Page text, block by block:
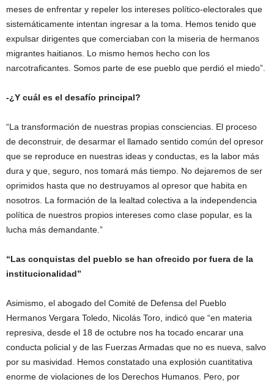
meses de enfrentar y repeler los intereses político-electorales que
sistemáticamente intentan ingresar a la toma. Hemos tenido que
expulsar dirigentes que comerciaban con la miseria de hermanos
migrantes haitianos. Lo mismo hemos hecho con los
narcotraficantes. Somos parte de ese pueblo que perdió el miedo”.
-¿Y cuál es el desafío principal?
“La transformación de nuestras propias consciencias. El proceso
de deconstruir, de desarmar el llamado sentido común del opresor
que se reproduce en nuestras ideas y conductas, es la labor más
dura y que, seguro, nos tomará más tiempo. No dejaremos de ser
oprimidos hasta que no destruyamos al opresor que habita en
nosotros. La formación de la lealtad colectiva a la independencia
política de nuestros propios intereses como clase popular, es la
lucha más demandante.”
“Las conquistas del pueblo se han ofrecido por fuera de la
institucionalidad”
Asimismo, el abogado del Comité de Defensa del Pueblo
Hermanos Vergara Toledo, Nicolás Toro, indicó que “en materia
represiva, desde el 18 de octubre nos ha tocado encarar una
conducta policial y de las Fuerzas Armadas que no es nueva, salvo
por su masividad. Hemos constatado una explosión cuantitativa
enorme de violaciones de los Derechos Humanos. Pero, por